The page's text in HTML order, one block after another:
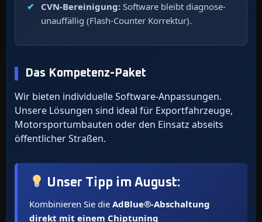
CVN-Bereinigung: Software bleibt diagnose-
unauffällig (Flash-Counter Korrektur).
Das Kompetenz-Paket
Wir bieten individuelle Software-Anpassungen.
Unsere Lösungen sind ideal für Exportfahrzeuge,
Motorsportumbauten oder den Einsatz abseits
öffentlicher Straßen.
Unser Tipp imAugust:
Kombinieren Sie die AdBlue®-Abschaltung
direkt mit einem Chiptuning